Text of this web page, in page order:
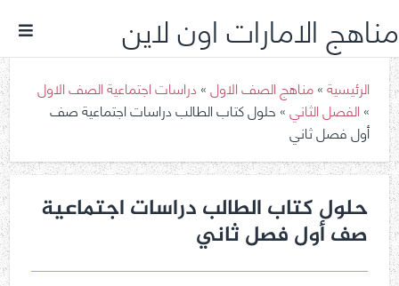
مناهج الامارات اون لاين
الرئيسية»مناهج الصف الاول»دراسات اجتماعية الصف الاول
»الفصل الثاني»حلول كتاب الطالب دراسات اجتماعية صف
أول فصل ثاني
حلول كتاب الطالب دراسات اجتماعية
صف أول فصل ثاني